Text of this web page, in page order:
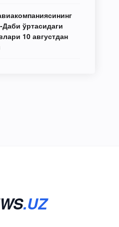
ўртасидаги
10 августдан
.UZ